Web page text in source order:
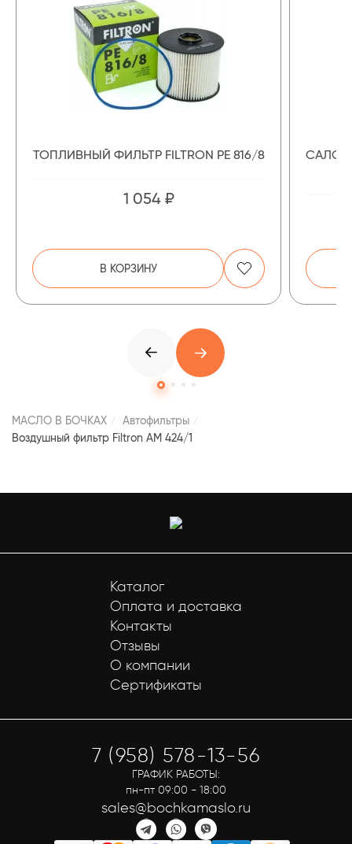
ТОПЛИВНЫЙ ФИЛЬТР FILTRON PE 816/8
1 054 ₽
В КОРЗИНУ
МАСЛО В БОЧКАХ
Автофильтры
Воздушный фильтр Filtron AM 424/1
Каталог
Оплата и доставка
Контакты
Отзывы
О компании
Сертификаты
7 (958) 578-13-56
ГРАФИК РАБОТЫ:
пн-пт 09:00 - 18:00
sales@bochkamaslo.ru